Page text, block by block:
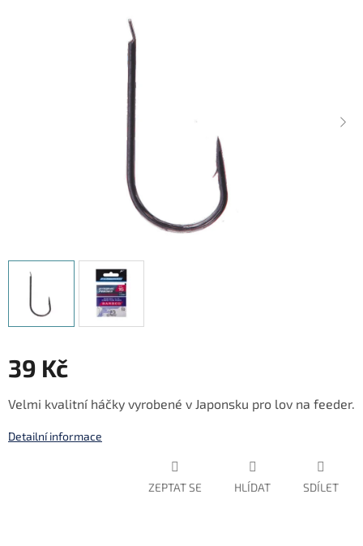
39 Kč
cena:
Velmi kvalitní háčky vyrobené v Japonsku pro lov na feeder.
Detailní informace
ZEPTAT SE HLÍDAT SDÍLET